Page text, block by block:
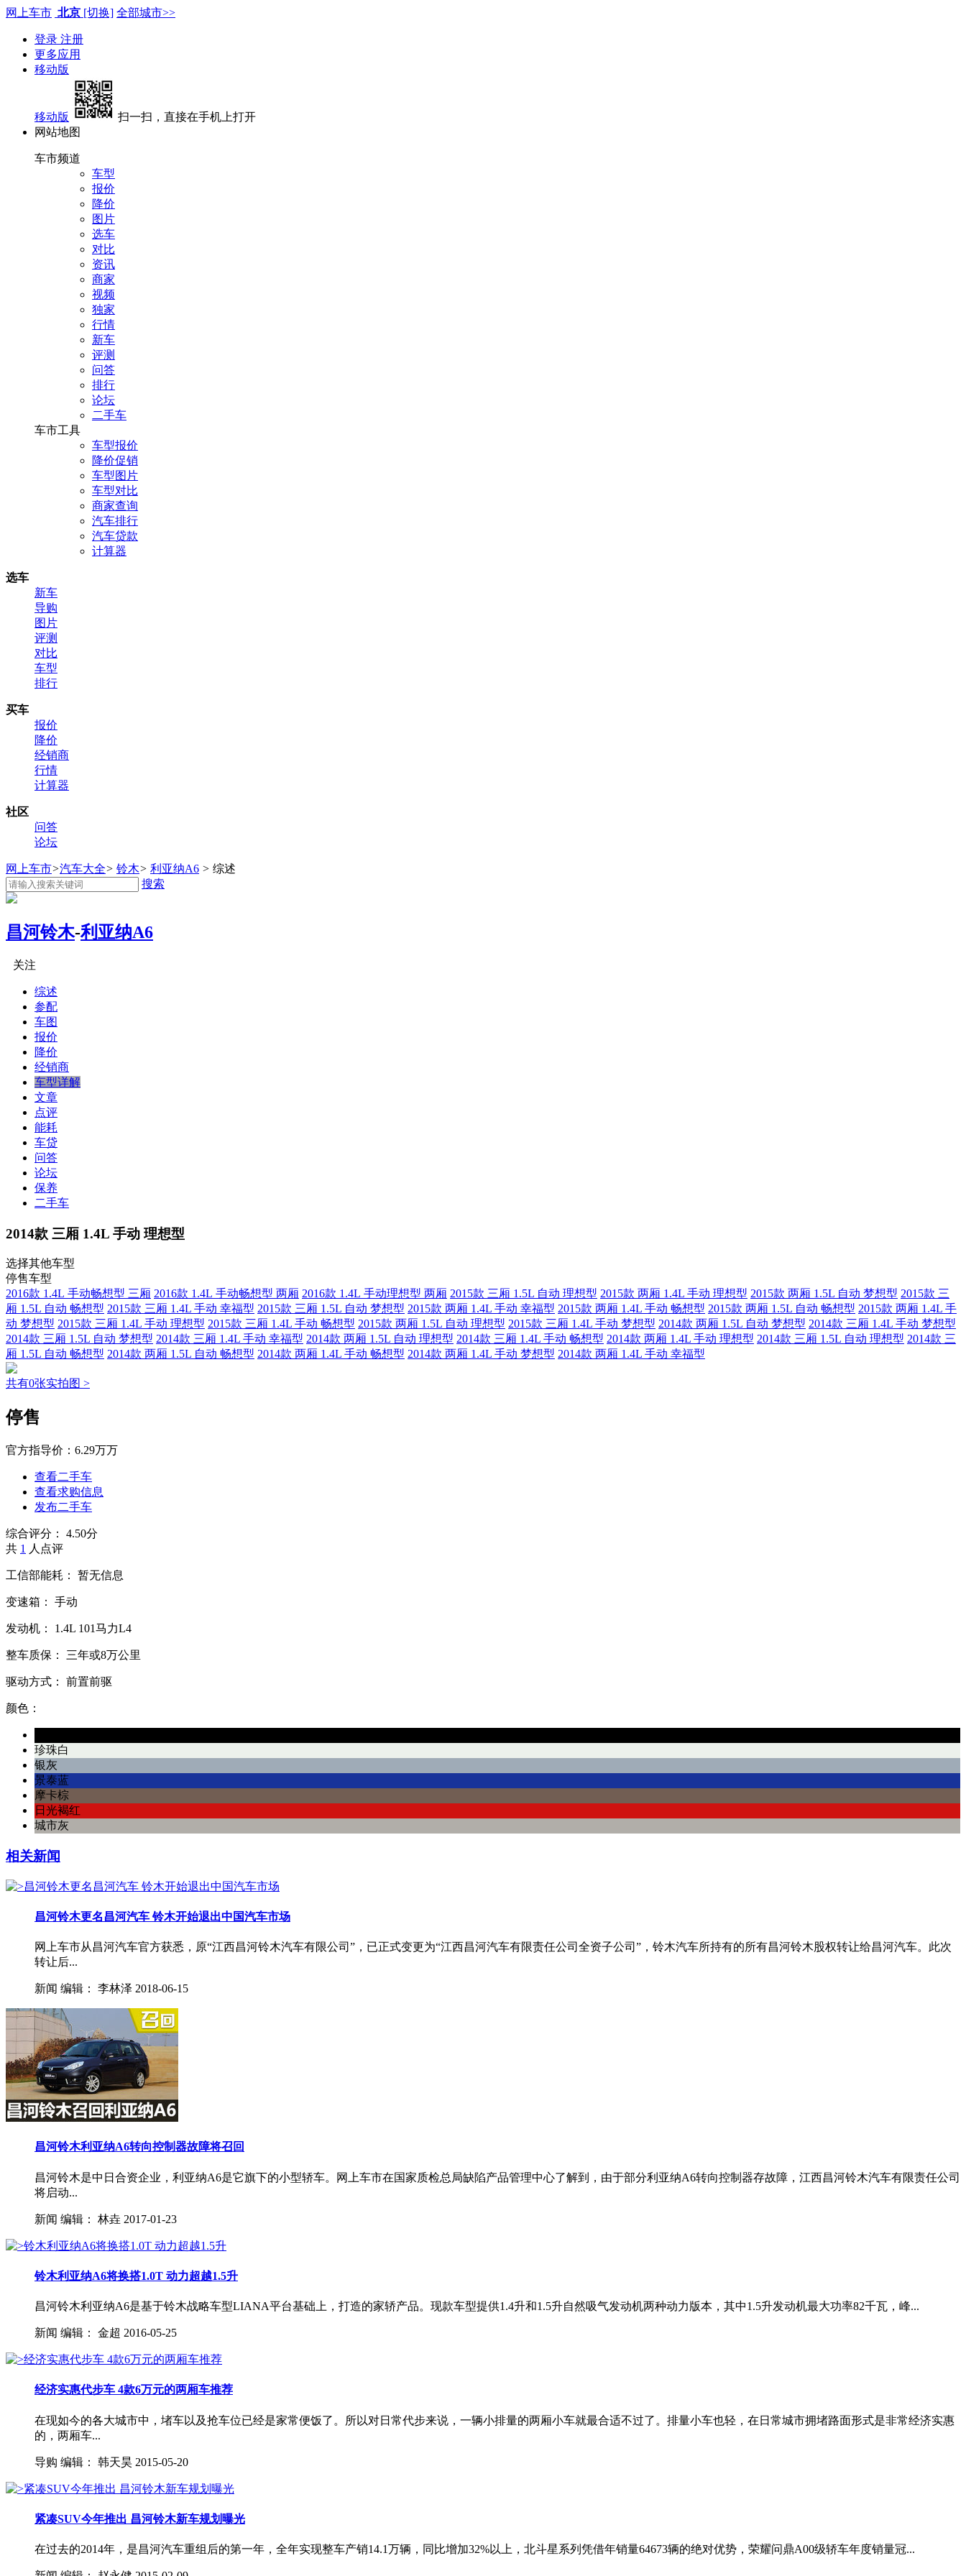
网上车市 北京 [切换] 全部城市>>
登录 注册
更多应用
移动版
移动版
扫一扫，直接在手机上打开
网站地图
车市频道
车型
报价
降价
图片
选车
对比
资讯
商家
视频
独家
行情
新车
评测
问答
排行
论坛
二手车
车市工具
车型报价
降价促销
车型图片
车型对比
商家查询
汽车排行
汽车贷款
计算器
选车
新车
导购
图片
评测
对比
车型
排行
买车
报价
降价
经销商
行情
计算器
社区
问答
论坛
网上车市>汽车大全> 铃木> 利亚纳A6 > 综述
搜索
昌河铃木-利亚纳A6
关注
综述
参配
车图
报价
降价
经销商
车型详解
文章
点评
能耗
车贷
问答
论坛
保养
二手车
2014款 三厢 1.4L 手动 理想型
选择其他车型
停售车型
2016款 1.4L 手动畅想型 三厢 2016款 1.4L 手动畅想型 两厢 2016款 1.4L 手动理想型 两厢 2015款 三厢 1.5L 自动 理想型 2015款 两厢 1.4L 手动 理想型 2015款 两厢 1.5L 自动 梦想型 2015款 三
厢 1.5L 自动 畅想型 2015款 三厢 1.4L 手动 幸福型 2015款 三厢 1.5L 自动 梦想型 2015款 两厢 1.4L 手动 幸福型 2015款 两厢 1.4L 手动 畅想型 2015款 两厢 1.5L 自动 畅想型 2015款 两厢 1.4L 手
动 梦想型 2015款 三厢 1.4L 手动 理想型 2015款 三厢 1.4L 手动 畅想型 2015款 两厢 1.5L 自动 理想型 2015款 三厢 1.4L 手动 梦想型 2014款 两厢 1.5L 自动 梦想型 2014款 三厢 1.4L 手动 梦想型
2014款 三厢 1.5L 自动 梦想型 2014款 三厢 1.4L 手动 幸福型 2014款 两厢 1.5L 自动 理想型 2014款 三厢 1.4L 手动 畅想型 2014款 两厢 1.4L 手动 理想型 2014款 三厢 1.5L 自动 理想型 2014款 三
厢 1.5L 自动 畅想型 2014款 两厢 1.5L 自动 畅想型 2014款 两厢 1.4L 手动 畅想型 2014款 两厢 1.4L 手动 梦想型 2014款 两厢 1.4L 手动 幸福型
共有0张实拍图 >
停售
官方指导价： 6.29万万
查看二手车
查看求购信息
发布二手车
综合评分：
4.50分
共 1 人点评
工信部能耗： 暂无信息
变速箱： 手动
发动机： 1.4L 101马力L4
整车质保： 三年或8万公里
驱动方式： 前置前驱
颜色：
珍珠白
银灰
景泰蓝
摩卡棕
日光褐红
城市灰
相关新闻
昌河铃木更名昌河汽车 铃木开始退出中国汽车市场
网上车市从昌河汽车官方获悉，原“江西昌河铃木汽车有限公司”，已正式变更为“江西昌河汽车有限责任公司全资子公司”，铃木汽车所持有的所有昌河铃木股权转让给昌河汽车。此次
转让后...
新闻 编辑： 李林泽 2018-06-15
昌河铃木利亚纳A6转向控制器故障将召回
昌河铃木是中日合资企业，利亚纳A6是它旗下的小型轿车。网上车市在国家质检总局缺陷产品管理中心了解到，由于部分利亚纳A6转向控制器存故障，江西昌河铃木汽车有限责任公司
将启动...
新闻 编辑： 林垚 2017-01-23
铃木利亚纳A6将换搭1.0T 动力超越1.5升
昌河铃木利亚纳A6是基于铃木战略车型LIANA平台基础上，打造的家轿产品。现款车型提供1.4升和1.5升自然吸气发动机两种动力版本，其中1.5升发动机最大功率82千瓦，峰...
新闻 编辑： 金超 2016-05-25
经济实惠代步车 4款6万元的两厢车推荐
在现如今的各大城市中，堵车以及抢车位已经是家常便饭了。所以对日常代步来说，一辆小排量的两厢小车就最合适不过了。排量小车也轻，在日常城市拥堵路面形式是非常经济实惠
的，两厢车...
导购 编辑： 韩天昊 2015-05-20
紧凑SUV今年推出 昌河铃木新车规划曝光
在过去的2014年，是昌河汽车重组后的第一年，全年实现整车产销14.1万辆，同比增加32%以上，北斗星系列凭借年销量64673辆的绝对优势，荣耀问鼎A00级轿车年度销量冠...